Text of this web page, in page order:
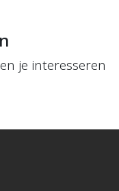
je interesseren